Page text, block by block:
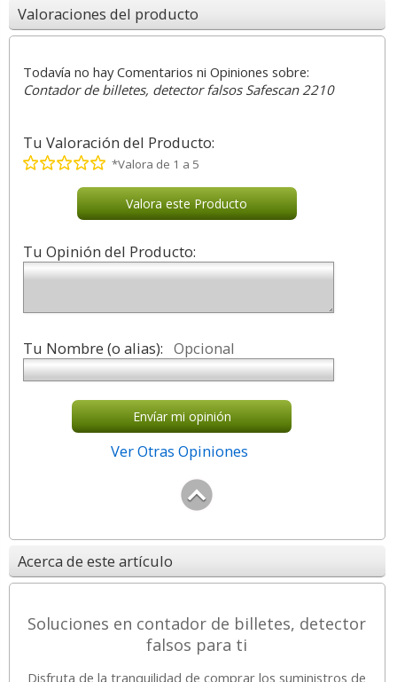
Valoraciones del producto
Todavía no hay Comentarios ni Opiniones sobre:
Contador de billetes, detector falsos Safescan 2210
Tu Valoración del Producto:
*Valora de 1 a 5
Valora este Producto
Tu Opinión del Producto:
Tu Nombre (o alias): Opcional
Envíar mi opinión
Ver Otras Opiniones
Acerca de este artículo
Soluciones en contador de billetes, detector
falsos para ti
Disfruta de la tranquilidad de comprar los suministros de